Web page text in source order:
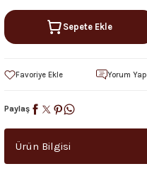
Sepete Ekle
Yorum Yap
Paylaş
Ürün Bilgisi